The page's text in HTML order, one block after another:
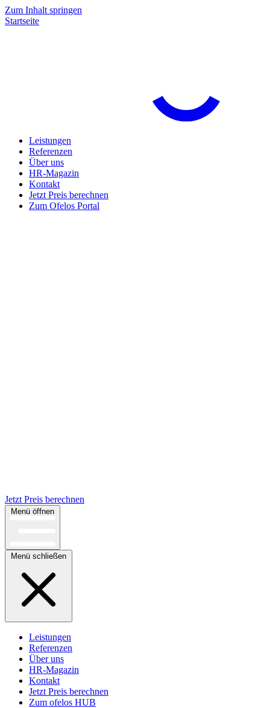
Zum Inhalt springen
Startseite
Leistungen
Referenzen
Über uns
HR-Magazin
Kontakt
Jetzt Preis berechnen
Zum Ofelos Portal
Jetzt Preis berechnen
Menü öffnen
Menü schließen
Leistungen
Referenzen
Über uns
HR-Magazin
Kontakt
Jetzt Preis berechnen
Zum ofelos HUB